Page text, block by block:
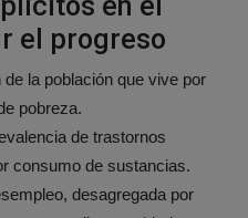
el progreso
de la población que vive por
pobreza.
de trastornos
consumo de sustancias.
desagregada por